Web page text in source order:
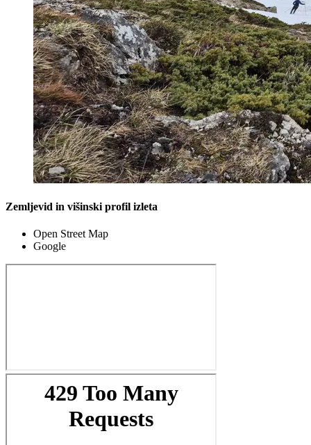
Zemljevid in višinski profil izleta
Open Street Map
Google